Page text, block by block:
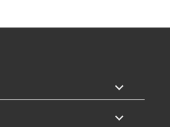
expand_more
expand_more